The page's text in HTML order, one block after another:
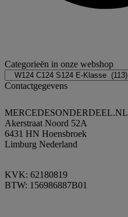
Categorieën in onze webshop
Contactgegevens
MERCEDESONDERDEEL.NL
Akerstraat Noord 52A
6431 HN Hoensbroek
Limburg Nederland
KVK: 62180819
BTW: 156986887B01